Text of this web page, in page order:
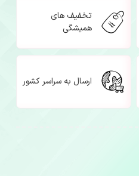
تخفیف های
همیشگی
ارسال به سراسر کشور